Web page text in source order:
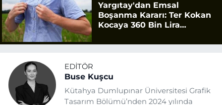
Yargıtay'dan Emsal
Boşanma Kararı: Ter Kokan
Kocaya 360 Bin Lira
EDITÖR
Buse Kuşcu
Kütahya Dumlupınar Üniversitesi Grafik
Tasarım Bölümü’nden 2024 yılında